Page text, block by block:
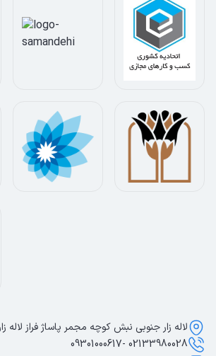
لاله زار جنوبی نبش کوچه مجمر پاساژ فراز لاله
02133980028 -09301000617